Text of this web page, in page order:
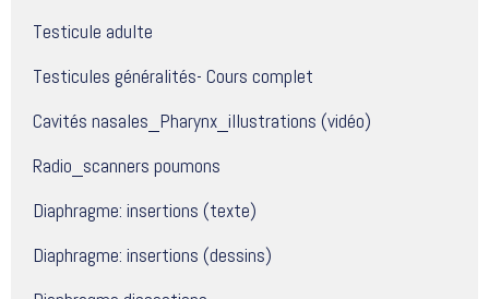
Testicule adulte
Testicules généralités- Cours complet
Cavités nasales_Pharynx_illustrations (vidéo)
Radio_scanners poumons
Diaphragme: insertions (texte)
Diaphragme: insertions (dessins)